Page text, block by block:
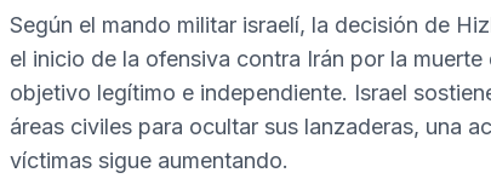
Según el mando militar israelí, la decisión de
el inicio de la ofensiva contra Irán por la
objetivo legítimo e independiente. Israel
áreas civiles para ocultar sus lanzaderas, una
víctimas sigue aumentando.